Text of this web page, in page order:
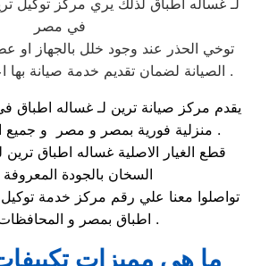
لـ غساله اطباق لذلك يري مركز توكيل
في مصر
توخي الحذر عند وجود خلل بالجهاز او
الصيانة لضمان تقديم خدمة صيانة بها اعلي معايير السلامة .
يقدم مركز صيانة ترين لـ غساله
منزلية فورية بمصر و مصر و جميع المحافظات .
قطع الغيار الاصلية غساله اطباق
السخان بالجودة المعروفة
تواصلوا معنا علي رقم مركز خدمة توكيل
اطباق بمصر و المحافظات .
ما هي مميزات